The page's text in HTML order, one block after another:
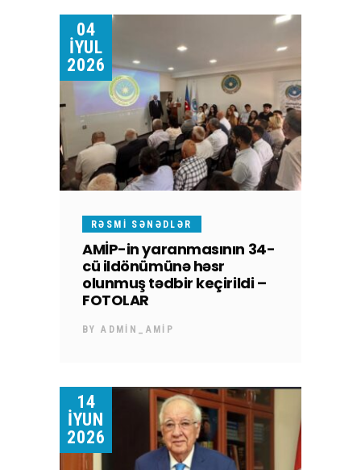
04
İYUL
2026
RƏSMI SƏNƏDLƏR
AMİP-in yaranmasının 34-
cü ildönümünə həsr
olunmuş tədbir keçirildi –
FOTOLAR
BYADMIN_AMIP
14
İYUN
2026